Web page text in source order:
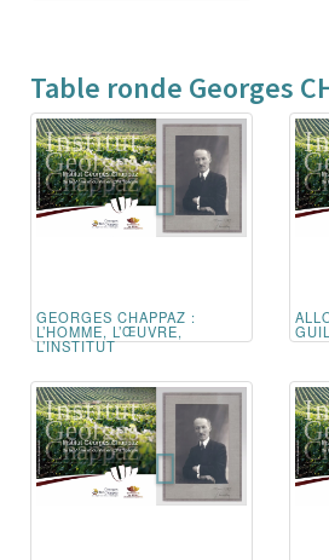
Table ronde Georges
GEORGES CHAPPAZ :
L’HOMME, L’ŒUVRE,
L’INSTITUT